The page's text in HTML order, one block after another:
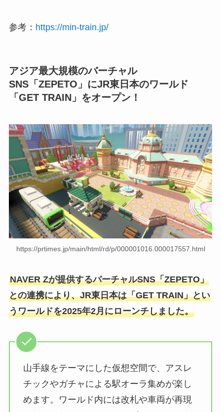
参考： https://min-train.jp/
アジア最大規模のバーチャル
SNS「ZEPETO」にJR東日本のワールド
「GET TRAIN」をオープン！
https://prtimes.jp/main/html/rd/p/000001016.000017557.html
NAVER Zが提供するバーチャルSNS「ZEPETO」
との連携により、JR東日本は「GET TRAIN」とい
うワールドを2025年2月にローンチしました。
山手線をテーマにした仮想空間で、アスレ
チックやガチャによる駅オーラ集めが楽し
めます。ワールド内には改札や車両が再現